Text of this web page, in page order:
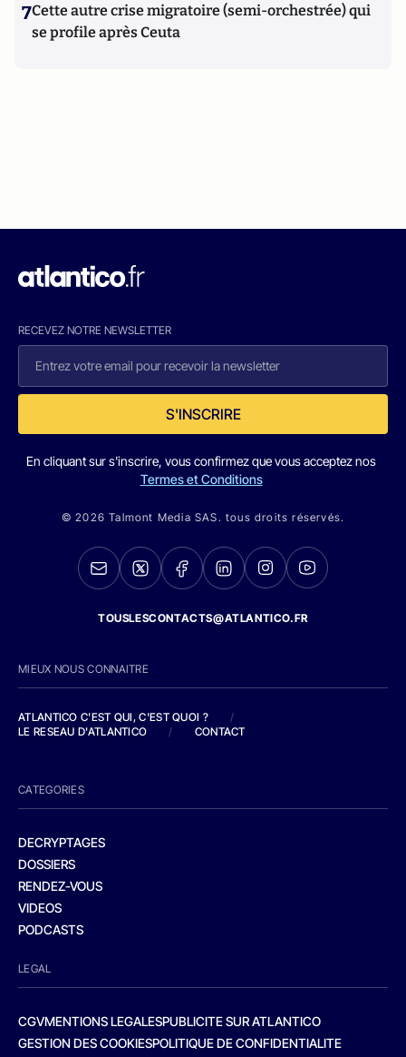
7Cette autre crise migratoire (semi-orchestrée) qui
se profile après Ceuta
RECEVEZ NOTRE NEWSLETTER
S'INSCRIRE
En cliquant sur s'inscrire, vous confirmez que vous acceptez nos
Termes et Conditions
© 2026 Talmont Media SAS. tous droits réservés.
TOUSLESCONTACTS@ATLANTICO.FR
MIEUX NOUS CONNAITRE
ATLANTICO C'EST QUI, C'EST QUOI ?
/
LE RESEAU D'ATLANTICO
/ CONTACT
CATEGORIES
DECRYPTAGES
DOSSIERS
RENDEZ-VOUS
VIDEOS
PODCASTS
LEGAL
CGVMENTIONS LEGALESPUBLICITE SUR ATLANTICO
GESTION DES COOKIESPOLITIQUE DE CONFIDENTIALITE